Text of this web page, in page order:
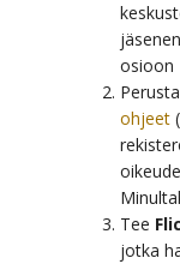
osioon
Perusta
ohjeet
Tee
jotka